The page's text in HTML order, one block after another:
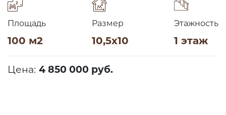
Площадь
100 м2
Размер
10,5х10
Этажность
1 этаж
Цена: 4 850 000 руб.